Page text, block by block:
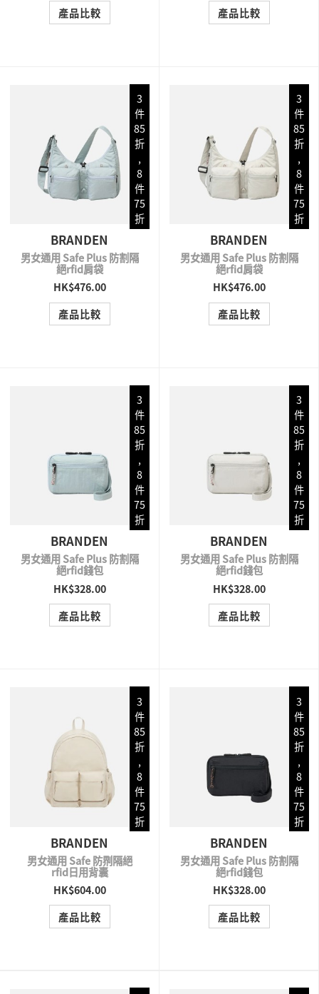
產品比較
產品比較
QUICK VIEW
BRANDEN
男女通用 Safe Plus 防割隔
絕rfid肩袋
HK$476.00
產品比較
3
件
85
折
,
8
件
75
折
QUICK VIEW
BRANDEN
男女通用 Safe Plus 防割隔
絕rfid肩袋
HK$476.00
產品比較
3
件
85
折
,
8
件
75
折
QUICK VIEW
BRANDEN
男女通用 Safe Plus 防割隔
絕rfid錢包
HK$328.00
產品比較
3
件
85
折
,
8
件
75
折
QUICK VIEW
BRANDEN
男女通用 Safe Plus 防割隔
絕rfid錢包
HK$328.00
產品比較
3
件
85
折
,
8
件
75
折
QUICK VIEW
BRANDEN
男女通用 Safe 防𠝹隔絕
rfid日用背囊
HK$604.00
產品比較
3
件
85
折
,
8
件
75
折
QUICK VIEW
BRANDEN
男女通用 Safe Plus 防割隔
絕rfid錢包
HK$328.00
產品比較
3
件
85
折
,
8
件
75
折